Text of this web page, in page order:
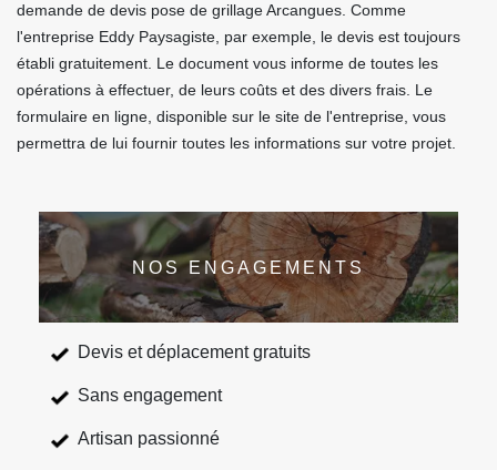
demande de devis pose de grillage Arcangues. Comme
l'entreprise Eddy Paysagiste, par exemple, le devis est toujours
établi gratuitement. Le document vous informe de toutes les
opérations à effectuer, de leurs coûts et des divers frais. Le
formulaire en ligne, disponible sur le site de l'entreprise, vous
permettra de lui fournir toutes les informations sur votre projet.
NOS ENGAGEMENTS
Devis et déplacement gratuits
Sans engagement
Artisan passionné